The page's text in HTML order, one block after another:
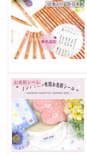
お名前シール